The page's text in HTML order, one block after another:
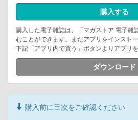
購入する
購入した電子雑誌は、「マガストア 電子雑
むことができます。まだアプリをインスト
下記「アプリ内で買う」ボタンよりアプリ
ダウンロード
購入前に目次をご確認ください